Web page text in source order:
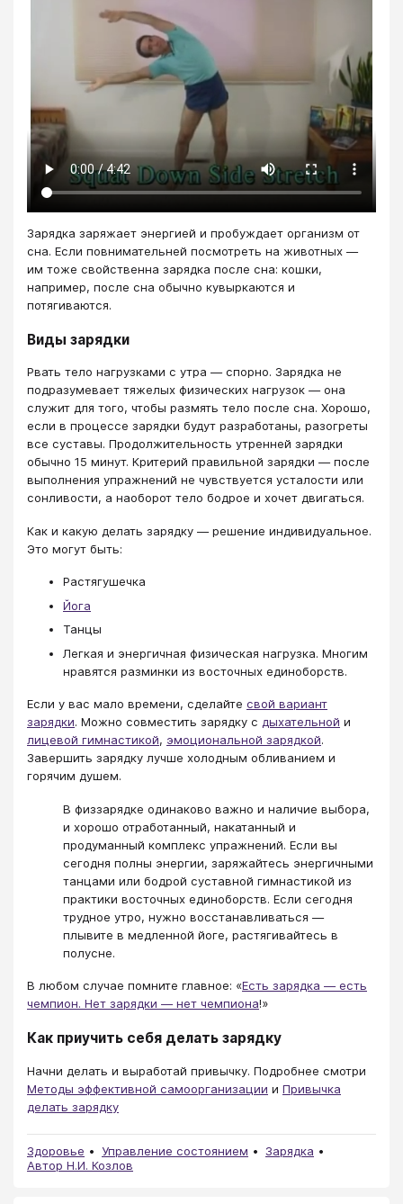
Зарядка заряжает энергией и пробуждает организм от
сна. Если повнимательней посмотреть на животных —
им тоже свойственна зарядка после сна: кошки,
например, после сна обычно кувыркаются и
потягиваются.
Виды зарядки
Рвать тело нагрузками с утра — спорно. Зарядка не
подразумевает тяжелых физических нагрузок — она
служит для того, чтобы размять тело после сна. Хорошо,
если в процессе зарядки будут разработаны, разогреты
все суставы. Продолжительность утренней зарядки
обычно 15 минут. Критерий правильной зарядки — после
выполнения упражнений не чувствуется усталости или
сонливости, а наоборот тело бодрое и хочет двигаться.
Как и какую делать зарядку — решение индивидуальное.
Это могут быть:
Растягушечка
Йога
Танцы
Легкая и энергичная физическая нагрузка. Многим
нравятся разминки из восточных единоборств.
Если у вас мало времени, сделайте свой вариант
зарядки. Можно совместить зарядку с дыхательной и
лицевой гимнастикой, эмоциональной зарядкой.
Завершить зарядку лучше холодным обливанием и
горячим душем.
В физзарядке одинаково важно и наличие выбора,
и хорошо отработанный, накатанный и
продуманный комплекс упражнений. Если вы
сегодня полны энергии, заряжайтесь энергичными
танцами или бодрой суставной гимнастикой из
практики восточных единоборств. Если сегодня
трудное утро, нужно восстанавливаться —
плывите в медленной йоге, растягивайтесь в
полусне.
В любом случае помните главное: «Есть зарядка — есть
чемпион. Нет зарядки — нет чемпиона!»
Как приучить себя делать зарядку
Начни делать и выработай привычку. Подробнее смотри
Методы эффективной самоорганизации и Привычка
делать зарядку
Здоровье Управление состоянием
Зарядка
Автор Н.И. Козлов